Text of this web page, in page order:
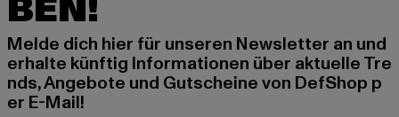
BEN!
Melde dich hier für unseren Newsletter an und
erhalte künftig Informationen über aktuelle Tre
nds, Angebote und Gutscheine von DefShop p
er E-Mail!